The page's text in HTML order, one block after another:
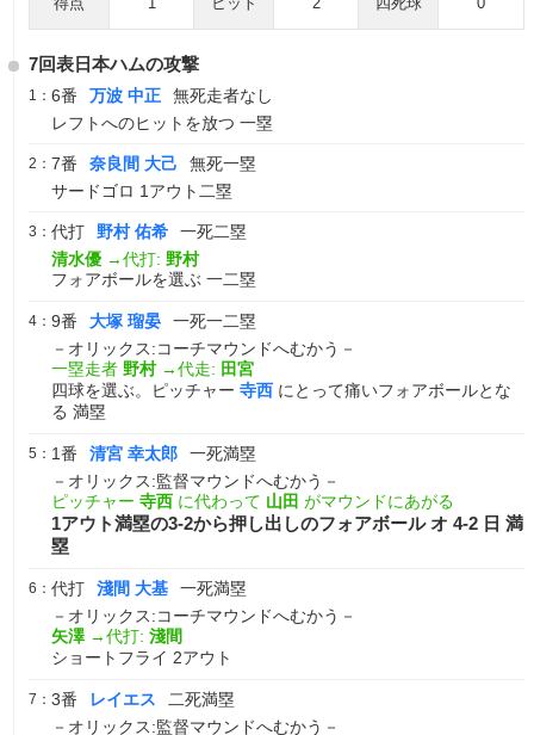
7回表日本ハムの攻撃
1： 6番 万波 中正
無死走者なし
レフトへのヒットを放つ 一塁
2： 7番 奈良間 大己
無死一塁
サードゴロ 1アウト二塁
3： 代打 野村 佑希
一死二塁
清水優 →代打: 野村
フォアボールを選ぶ 一二塁
4： 9番 大塚 瑠晏
一死一二塁
－オリックス:コーチマウンドへむかう－
一塁走者 野村 →代走: 田宮
四球を選ぶ。ピッチャー 寺西 にとって痛いフォアボールとな
る 満塁
5： 1番 清宮 幸太郎
一死満塁
－オリックス:監督マウンドへむかう－
ピッチャー 寺西 に代わって 山田 がマウンドにあがる
1アウト満塁の3-2から押し出しのフォアボール オ 4-2 日 満
塁
6： 代打 淺間 大基
一死満塁
－オリックス:コーチマウンドへむかう－
矢澤 →代打: 淺間
ショートフライ 2アウト
7： 3番 レイエス
二死満塁
－オリックス:監督マウンドへむかう－